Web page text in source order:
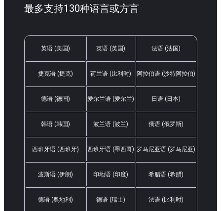
最多支持130种语言或方言
英语 (美国) 英语 (英国) 法语 (法国)
捷克语 (捷克) 荷兰语 (比利时) 阿拉伯语 (沙特阿拉伯)
德语 (德国) 爱尔兰语 (爱尔兰) 日语 (日本)
韩语 (韩国) 波兰语 (波兰) 俄语 (俄罗斯)
西班牙语 (西班牙) 西班牙语 (墨西哥) 罗马尼亚语 (罗马尼亚)
波斯语 (伊朗) 印地语 (印度) 希腊语 (希腊)
德语 (奥地利) 德语 (瑞士) 法语 (比利时)